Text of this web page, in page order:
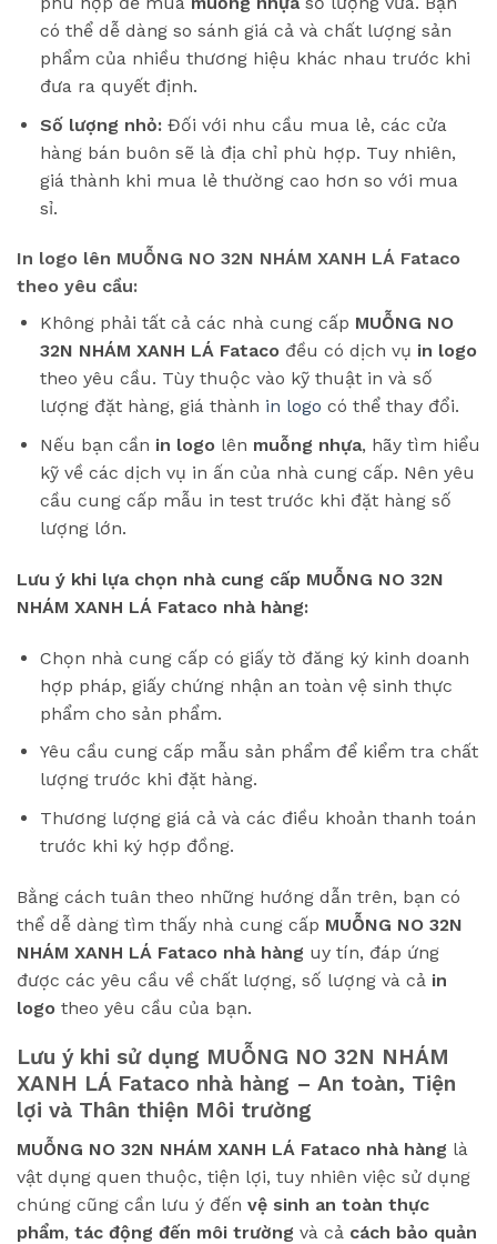
có thể dễ dàng so sánh giá cả và chất lượng sản
phẩm của nhiều thương hiệu khác nhau trước khi
đưa ra quyết định.
Số lượng nhỏ:Đối với nhu cầu mua lẻ, các cửa
hàng bán buôn sẽ là địa chỉ phù hợp. Tuy nhiên,
giá thành khi mua lẻ thường cao hơn so với mua
sỉ.
In logo lên MUỖNG NO 32N NHÁM XANH LÁ Fataco
theo yêu cầu:
Không phải tất cả các nhà cung cấp MUỖNG NO
32N NHÁM XANH LÁ Fatacođều có dịch vụ in logo
theo yêu cầu. Tùy thuộc vào kỹ thuật in và số
lượng đặt hàng, giá thành in logo có thể thay đổi.
Nếu bạn cần in logolên muỗng nhựa, hãy tìm hiểu
kỹ về các dịch vụ in ấn của nhà cung cấp. Nên yêu
cầu cung cấp mẫu in test trước khi đặt hàng số
lượng lớn.
Lưu ý khi lựa chọn nhà cung cấp MUỖNG NO 32N
NHÁM XANH LÁ Fataco nhà hàng:
Chọn nhà cung cấp có giấy tờ đăng ký kinh doanh
hợp pháp, giấy chứng nhận an toàn vệ sinh thực
phẩm cho sản phẩm.
Yêu cầu cung cấp mẫu sản phẩm để kiểm tra chất
lượng trước khi đặt hàng.
Thương lượng giá cả và các điều khoản thanh toán
trước khi ký hợp đồng.
Bằng cách tuân theo những hướng dẫn trên, bạn có
thể dễ dàng tìm thấy nhà cung cấp MUỖNG NO 32N
NHÁM XANH LÁ Fataco nhà hàng uy tín, đáp ứng
được các yêu cầu về chất lượng, số lượng và cả in
logo theo yêu cầu của bạn.
Lưu ý khi sử dụng MUỖNG NO 32N NHÁM
XANH LÁ Fataco nhà hàng – An toàn, Tiện
lợi và Thân thiện Môi trường
MUỖNG NO 32N NHÁM XANH LÁ Fataco nhà hàng là
vật dụng quen thuộc, tiện lợi, tuy nhiên việc sử dụng
chúng cũng cần lưu ý đến vệ sinh an toàn thực
phẩm, tác động đến môi trường và cả cách bảo quản